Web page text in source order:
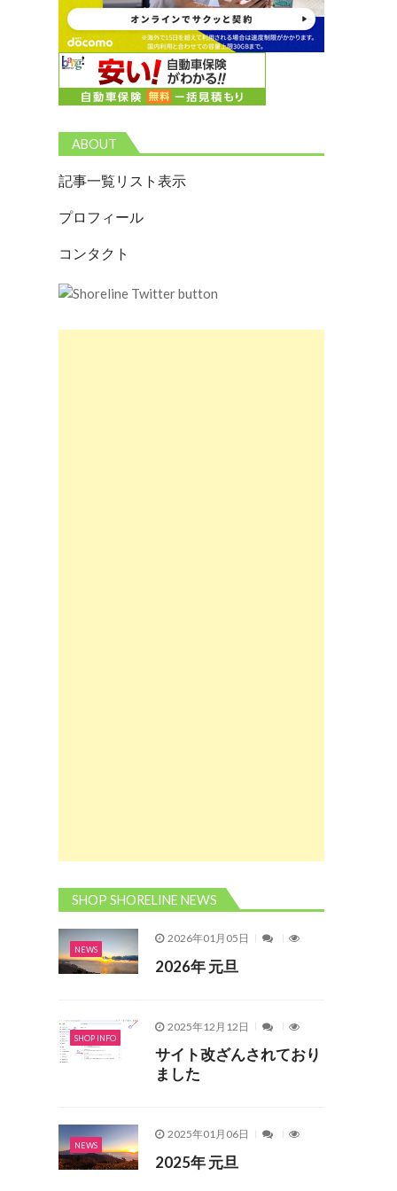
ABOUT
記事一覧リスト表示
プロフィール
コンタクト
SHOP SHORELINE NEWS
NEWS
2026年01月05日
2026年 元旦
SHOP INFO
2025年12月12日
サイト改ざんされており
ました
NEWS
2025年01月06日
2025年 元旦